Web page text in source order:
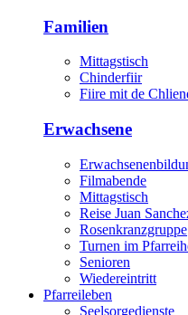
Familien
Mittagstisch
Chinderfiir
Fiire mit de
Erwachsene
Filmabende
Mittagstisch
Reise Juan
Rosenkranzgruppe
Turnen im
Senioren
Wiedereintritt
Pfarreileben
Seelsorgedienste